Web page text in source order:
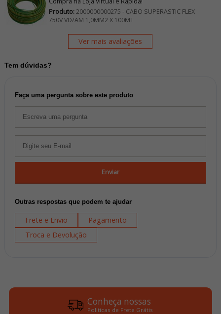
Produto:2000000000275 - CABO SUPERASTIC FLEX
750V VD/AM 1,0MM2 X 100MT
Ver mais avaliações
Tem dúvidas?
Faça uma pergunta sobre este produto
Enviar
Outras respostas que podem te ajudar
Frete e Envio
Pagamento
Troca e Devolução
Conheça nossas
Politicas de Frete Grátis